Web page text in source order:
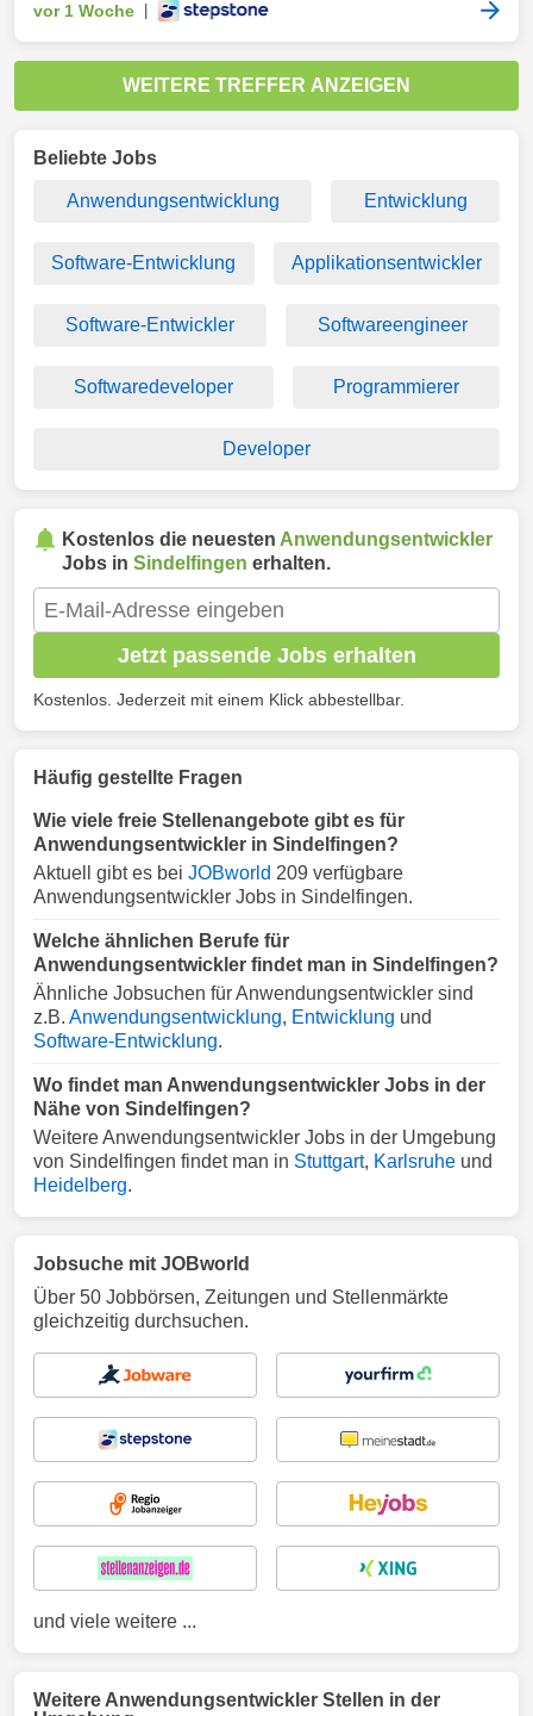
vor 1 Woche
WEITERE TREFFER ANZEIGEN
Beliebte Jobs
Anwendungsentwicklung Entwicklung
Software-Entwicklung Applikationsentwickler
Software-Entwickler Softwareengineer
Softwaredeveloper Programmierer
Developer
Kostenlos die neuesten Anwendungsentwickler
Jobs in Sindelfingen erhalten.
Jetzt passende Jobs erhalten
Kostenlos. Jederzeit mit einem Klick abbestellbar.
Häufig gestellte Fragen
Wie viele freie Stellenangebote gibt es für
Anwendungsentwickler in Sindelfingen?
Aktuell gibt es bei JOBworld 209 verfügbare
Anwendungsentwickler Jobs in Sindelfingen.
Welche ähnlichen Berufe für
Anwendungsentwickler findet man in Sindelfingen?
Ähnliche Jobsuchen für Anwendungsentwickler sind
z.B. Anwendungsentwicklung, Entwicklung und
Software-Entwicklung.
Wo findet man Anwendungsentwickler Jobs in der
Nähe von Sindelfingen?
Weitere Anwendungsentwickler Jobs in der Umgebung
von Sindelfingen findet man in Stuttgart, Karlsruhe und
Heidelberg.
Jobsuche mit JOBworld
Über 50 Jobbörsen, Zeitungen und Stellenmärkte
gleichzeitig durchsuchen.
und viele weitere ...
Weitere Anwendungsentwickler Stellen in der